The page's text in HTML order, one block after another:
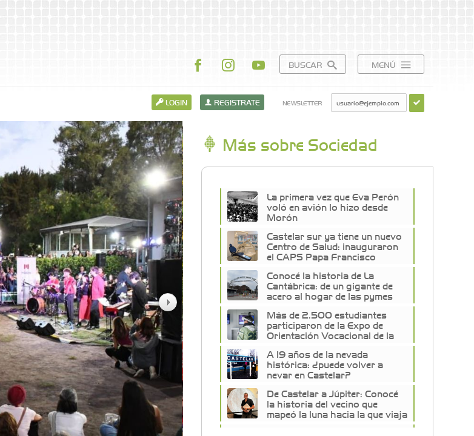
BUSCAR MENÚ
LOGIN REGISTRATE NEWSLETTER
Más sobre Sociedad
La primera vez que Eva Perón
voló en avión lo hizo desde
Morón
Castelar sur ya tiene un nuevo
Centro de Salud: inauguraron
el CAPS Papa Francisco
Conocé la historia de La
Cantábrica: de un gigante de
acero al hogar de las pymes
Más de 2.500 estudiantes
participaron de la Expo de
Orientación Vocacional de la
A 19 años de la nevada
histórica: ¿puede volver a
nevar en Castelar?
De Castelar a Júpiter: Conocé
la historia del vecino que
mapeó la luna hacia la que viaja